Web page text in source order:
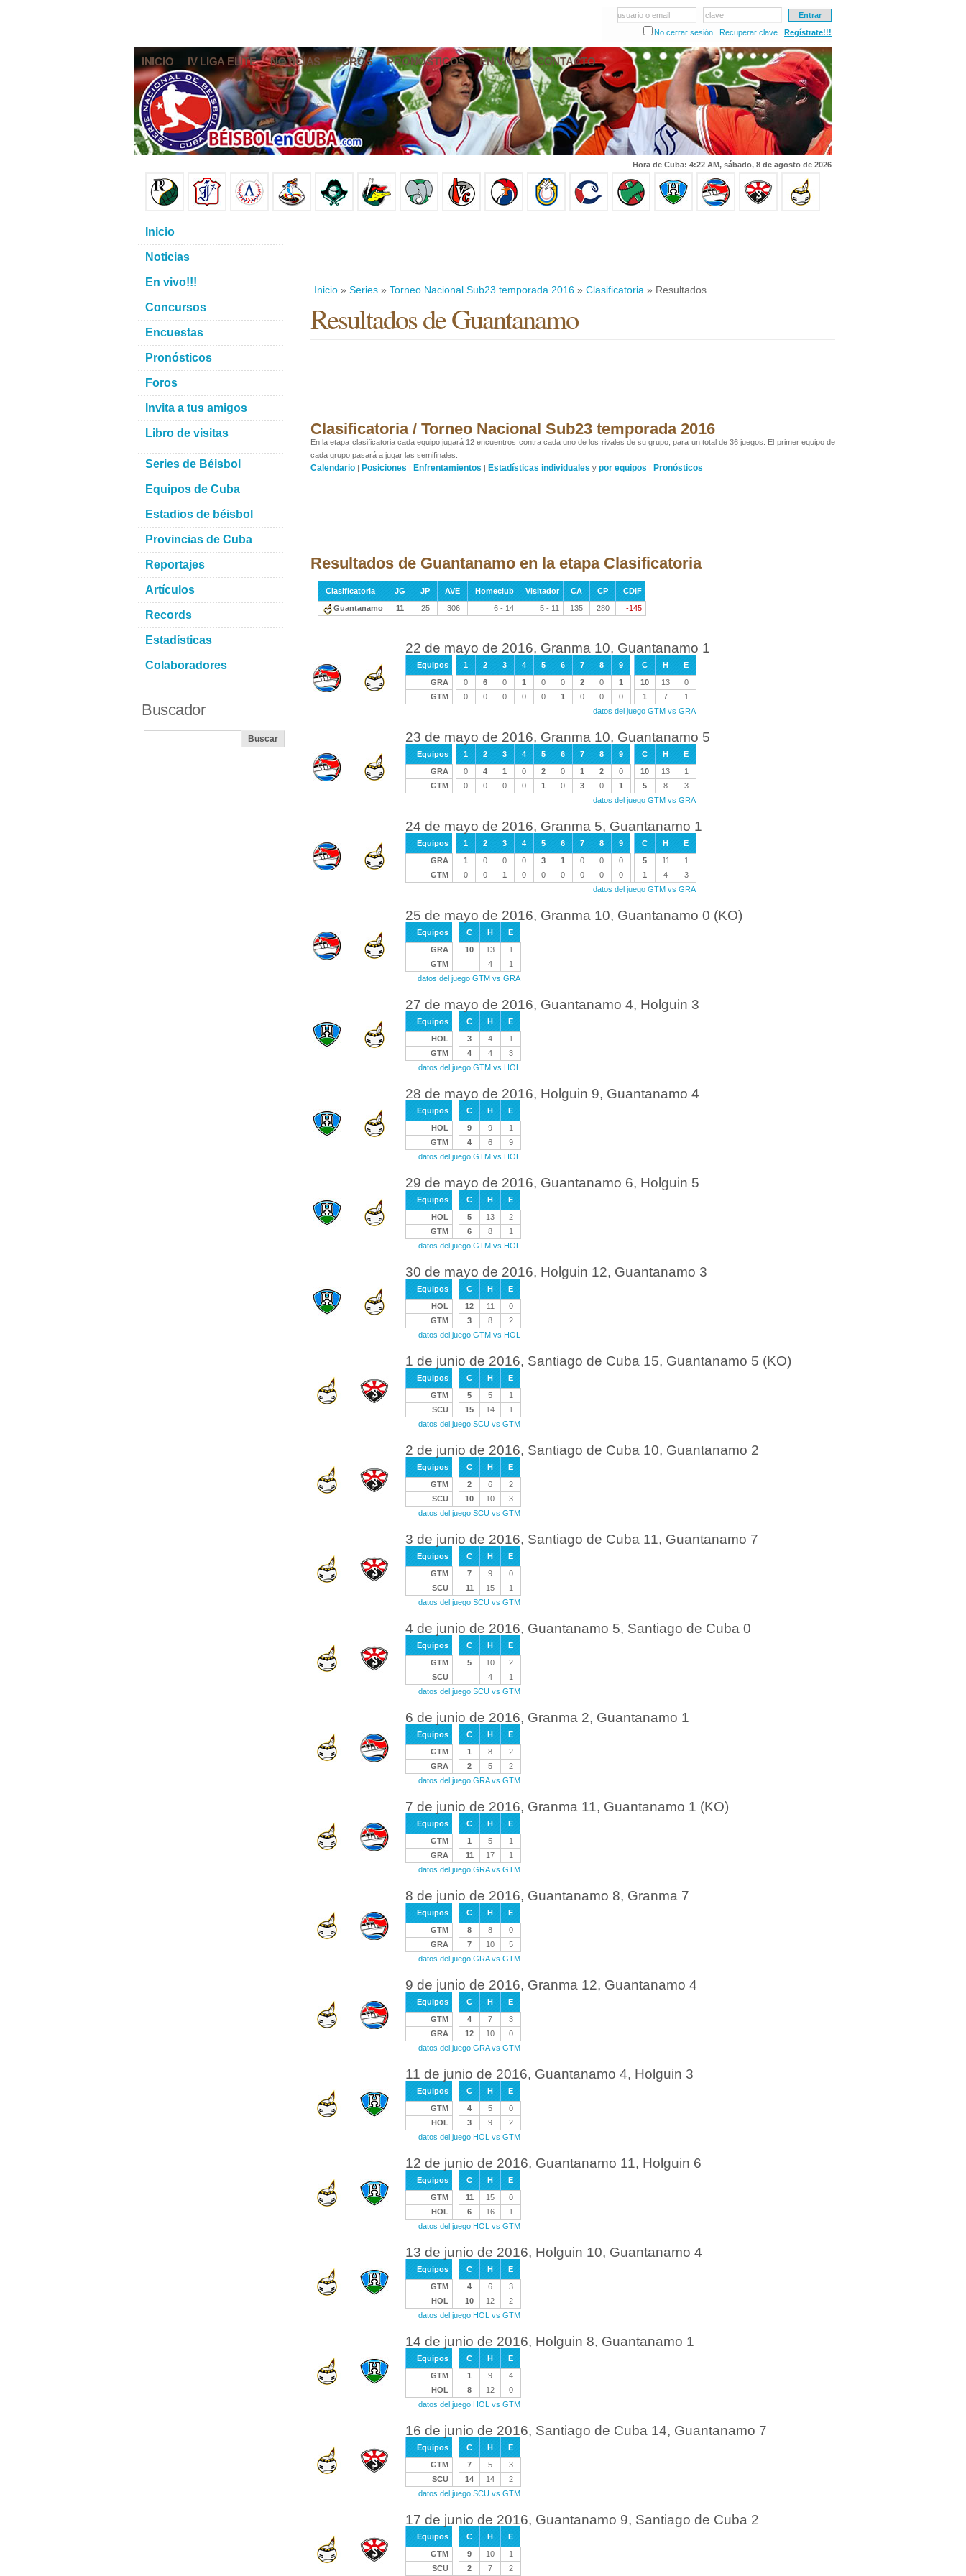
usuario o email
clave
No cerrar sesión
Recuperar clave Regístrate!!!
INICIO IV LIGA ELITE NOTICIAS FOROS PRONÓSTICOS EN VIVO CONTACTO
Hora de Cuba: 4:22 AM, sábado, 8 de agosto de 2026
Inicio » Series » Torneo Nacional Sub23 temporada 2016 » Clasificatoria » Resultados
Resultados de Guantanamo
Clasificatoria / Torneo Nacional Sub23 temporada 2016
En la etapa clasificatoria cada equipo jugará 12 encuentros contra cada uno de los rivales de su grupo, para un total de 36 juegos. El primer equipo de
cada grupo pasará a jugar las semifinales.
Calendario | Posiciones | Enfrentamientos | Estadísticas individuales y por equipos | Pronósticos
Resultados de Guantanamo en la etapa Clasificatoria
Clasificatoria JG JP AVE Homeclub Visitador CA CP
CDIF
Guantanamo
11 25 .306 6 - 14 5 - 11 135 280 -145
22 de mayo de 2016, Granma 10, Guantanamo 1
Equipos 1 2 3 4 5 6 7 8 9 C H
E
GRA
0 6 0 1 0 0 2 0 1 10 13
0
GTM
0 0 0 0 0 1 0 0 0 1 7
1
datos del juego GTM vs GRA
23 de mayo de 2016, Granma 10, Guantanamo 5
Equipos 1 2 3 4 5 6 7 8 9 C H
E
GRA
0 4 1 0 2 0 1 2 0 10 13
1
GTM
0 0 0 0 1 0 3 0 1 5 8
3
datos del juego GTM vs GRA
24 de mayo de 2016, Granma 5, Guantanamo 1
Equipos 1 2 3 4 5 6 7 8 9 C H
E
GRA
1 0 0 0 3 1 0 0 0 5 11
1
GTM
0 0 1 0 0 0 0 0 0 1 4
3
datos del juego GTM vs GRA
25 de mayo de 2016, Granma 10, Guantanamo 0 (KO)
Equipos C H
E
GRA
10 13
1
GTM
4
1
datos del juego GTM vs GRA
27 de mayo de 2016, Guantanamo 4, Holguin 3
Equipos C H
E
HOL
3 4
1
GTM
4 4
3
datos del juego GTM vs HOL
28 de mayo de 2016, Holguin 9, Guantanamo 4
Equipos C H
E
HOL
9 9
1
GTM
4 6
9
datos del juego GTM vs HOL
29 de mayo de 2016, Guantanamo 6, Holguin 5
Equipos C H
E
HOL
5 13
2
GTM
6 8
1
datos del juego GTM vs HOL
30 de mayo de 2016, Holguin 12, Guantanamo 3
Equipos C H
E
HOL
12 11
0
GTM
3 8
2
datos del juego GTM vs HOL
1 de junio de 2016, Santiago de Cuba 15, Guantanamo 5 (KO)
Equipos C H
E
GTM
5 5
1
SCU
15 14
1
datos del juego SCU vs GTM
2 de junio de 2016, Santiago de Cuba 10, Guantanamo 2
Equipos C H
E
GTM
2 6
2
SCU
10 10
3
datos del juego SCU vs GTM
3 de junio de 2016, Santiago de Cuba 11, Guantanamo 7
Equipos C H
E
GTM
7 9
0
SCU
11 15
1
datos del juego SCU vs GTM
4 de junio de 2016, Guantanamo 5, Santiago de Cuba 0
Equipos C H
E
GTM
5 10
2
SCU
4
1
datos del juego SCU vs GTM
6 de junio de 2016, Granma 2, Guantanamo 1
Equipos C H
E
GTM
1 8
2
GRA
2 5
2
datos del juego GRA vs GTM
7 de junio de 2016, Granma 11, Guantanamo 1 (KO)
Equipos C H
E
GTM
1 5
1
GRA
11 17
1
datos del juego GRA vs GTM
8 de junio de 2016, Guantanamo 8, Granma 7
Equipos C H
E
GTM
8 8
0
GRA
7 10
5
datos del juego GRA vs GTM
9 de junio de 2016, Granma 12, Guantanamo 4
Equipos C H
E
GTM
4 7
3
GRA
12 10
0
datos del juego GRA vs GTM
11 de junio de 2016, Guantanamo 4, Holguin 3
Equipos C H
E
GTM
4 5
0
HOL
3 9
2
datos del juego HOL vs GTM
12 de junio de 2016, Guantanamo 11, Holguin 6
Equipos C H
E
GTM
11 15
0
HOL
6 16
1
datos del juego HOL vs GTM
13 de junio de 2016, Holguin 10, Guantanamo 4
Equipos C H
E
GTM
4 6
3
HOL
10 12
2
datos del juego HOL vs GTM
14 de junio de 2016, Holguin 8, Guantanamo 1
Equipos C H
E
GTM
1 9
4
HOL
8 12
0
datos del juego HOL vs GTM
16 de junio de 2016, Santiago de Cuba 14, Guantanamo 7
Equipos C H
E
GTM
7 5
3
SCU
14 14
2
datos del juego SCU vs GTM
17 de junio de 2016, Guantanamo 9, Santiago de Cuba 2
Equipos C H
E
GTM
9 10
1
SCU
2 7 2
Inicio
Noticias
En vivo!!!
Concursos
Encuestas
Pronósticos
Foros
Invita a tus amigos
Libro de visitas
Series de Béisbol
Equipos de Cuba
Estadios de béisbol
Provincias de Cuba
Reportajes
Artículos
Records
Estadísticas
Colaboradores
Buscador